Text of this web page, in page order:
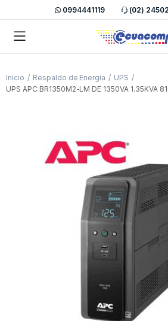
0994441119 (02)
Inicio Respaldo de Energía
UPS
UPS APC BR1350M2-LM DE 1350VA 1.35KVA